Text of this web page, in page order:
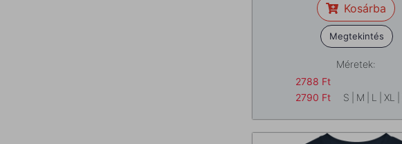
Kosárba
Megtekintés
Méretek:
2788 Ft
2790 Ft S M L XL